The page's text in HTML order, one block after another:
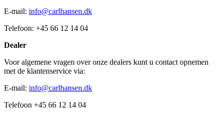
E-mail: info@carlhansen.dk
Telefoon: +45 66 12 14 04
Dealer
Voor algemene vragen over onze dealers kunt u contact opnemen
met de klantenservice via:
E-mail: info@carlhansen.dk
Telefoon +45 66 12 14 04